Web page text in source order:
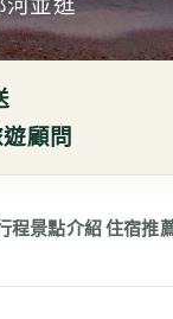
顧問
程景點介紹住宿推